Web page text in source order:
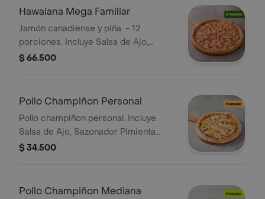
Hawaiana Mega Familiar
Jamón canadiense y piña. - 12
porciones. Incluye Salsa de Ajo,
Sazonador Pimienta Roja y
$ 66.500
Pollo Champiñon Personal
Pollo champiñon personal. Incluye
Salsa de Ajo, Sazonador Pimienta
Roja y Pepperoncini.
$ 34.500
Pollo Champiñon Mediana